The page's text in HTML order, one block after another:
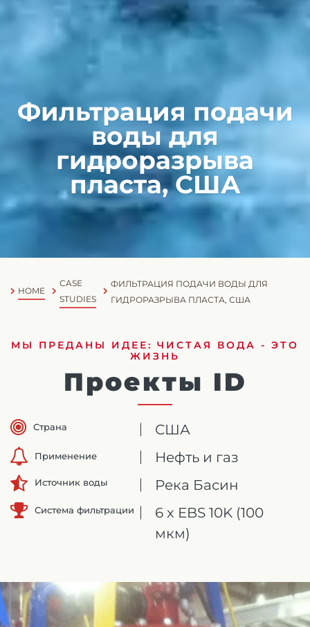
Фильтрация подачи
воды для
гидроразрыва
пласта, США
HOME
CASE
STUDIES
ФИЛЬТРАЦИЯ ПОДАЧИ ВОДЫ ДЛЯ
ГИДРОРАЗРЫВА ПЛАСТА, США
МЫ ПРЕДАНЫ ИДЕЕ: ЧИСТАЯ ВОДА - ЭТО
ЖИЗНЬ
Проекты ID
Страна США
Применение Нефть и газ
Источник воды Река Басин
Система фильтрации
6 x EBS 10K (100
мкм)